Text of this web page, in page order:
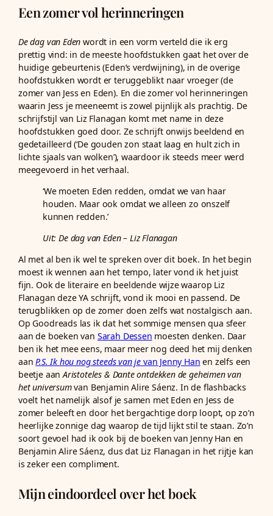
Een zomer vol herinneringen
De dag van Eden wordt in een vorm verteld die ik erg
prettig vind: in de meeste hoofdstukken gaat het over de
huidige gebeurtenis (Eden’s verdwijning), in de overige
hoofdstukken wordt er teruggeblikt naar vroeger (de
zomer van Jess en Eden). En die zomer vol herinneringen
waarin Jess je meeneemt is zowel pijnlijk als prachtig. De
schrijfstijl van Liz Flanagan komt met name in deze
hoofdstukken goed door. Ze schrijft onwijs beeldend en
gedetailleerd (‘De gouden zon staat laag en hult zich in
lichte sjaals van wolken’), waardoor ik steeds meer werd
meegevoerd in het verhaal.
‘We moeten Eden redden, omdat we van haar
houden. Maar ook omdat we alleen zo onszelf
kunnen redden.’
Uit:De dag van Eden– Liz Flanagan
Al met al ben ik wel te spreken over dit boek. In het begin
moest ik wennen aan het tempo, later vond ik het juist
fijn. Ook de literaire en beeldende wijze waarop Liz
Flanagan deze YA schrijft, vond ik mooi en passend. De
terugblikken op de zomer doen zelfs wat nostalgisch aan.
Op Goodreads las ik dat het sommige mensen qua sfeer
aan de boeken van Sarah Dessen moesten denken. Daar
ben ik het mee eens, maar meer nog deed het mij denken
aanP.S. Ik hou nog steeds van je van Jenny Han en zelfs een
beetje aanAristoteles & Dante ontdekken de geheimen van
het universumvan Benjamin Alire Sáenz. In de flashbacks
voelt het namelijk alsof je samen met Eden en Jess de
zomer beleeft en door het bergachtige dorp loopt, op zo’n
heerlijke zonnige dag waarop de tijd lijkt stil te staan. Zo’n
soort gevoel had ik ook bij de boeken van Jenny Han en
Benjamin Alire Sáenz, dus dat Liz Flanagan in het rijtje kan
is zeker een compliment.
Mijn eindoordeel over het boek